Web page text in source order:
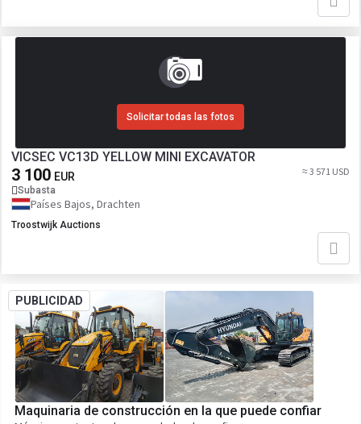
Solicitar todas las fotos
VICSEC VC13D YELLOW MINI EXCAVATOR
3 100 EUR
Subasta
≈ 3 571 USD
Países Bajos, Drachten
Troostwijk Auctions
PUBLICIDAD
Maquinaria de construcción en la que puede confiar